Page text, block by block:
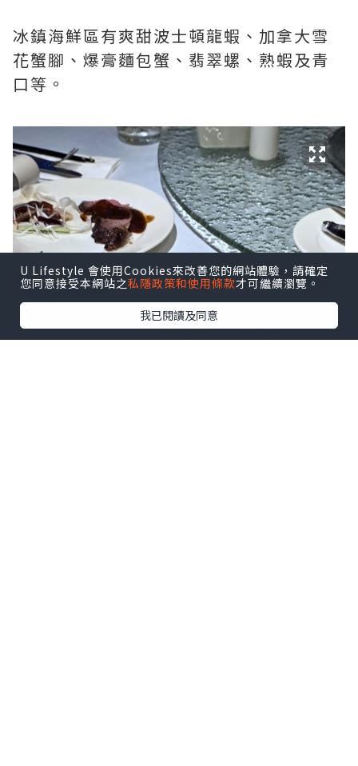
冰鎮海鮮區有爽甜波士頓龍蝦、加拿大雪
花蟹腳、爆膏麵包蟹、翡翠螺、熟蝦及青
口等。
U Lifestyle 會使用Cookies來改善您的網站體驗，請確定
您同意接受本網站之私隱政策和使用條款才可繼續瀏覽。
我已閱讀及同意